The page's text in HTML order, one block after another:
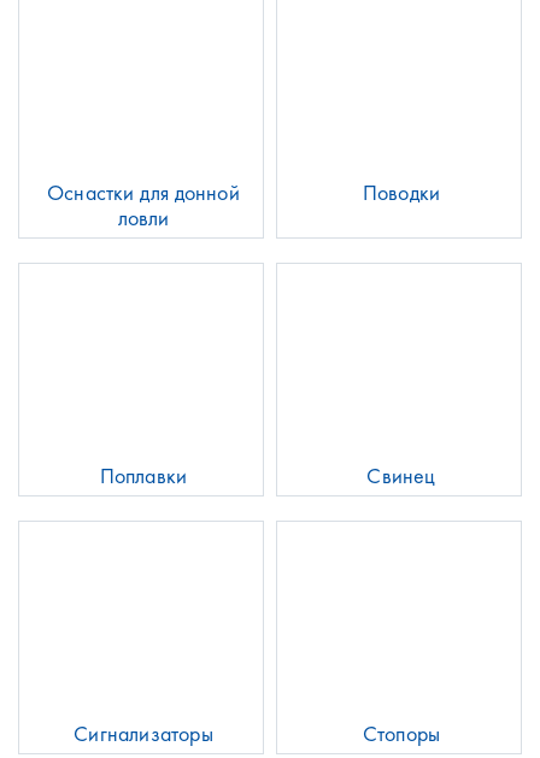
Оснастки для донной
ловли
Поводки
Поплавки Свинец
Сигнализаторы Стопоры